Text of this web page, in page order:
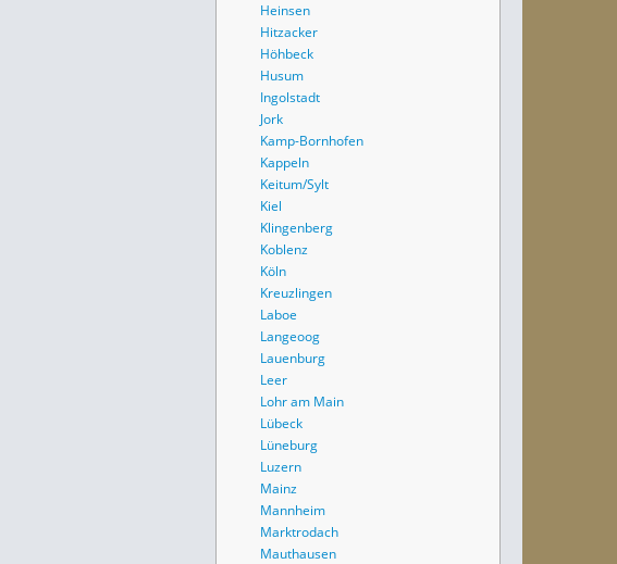
Heinsen
Hitzacker
Höhbeck
Husum
Ingolstadt
Jork
Kamp-Bornhofen
Kappeln
Keitum/Sylt
Kiel
Klingenberg
Koblenz
Köln
Kreuzlingen
Laboe
Langeoog
Lauenburg
Leer
Lohr am Main
Lübeck
Lüneburg
Luzern
Mainz
Mannheim
Marktrodach
Mauthausen